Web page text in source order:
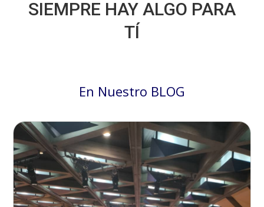
SIEMPRE HAY ALGO PARA
TÍ
En Nuestro BLOG